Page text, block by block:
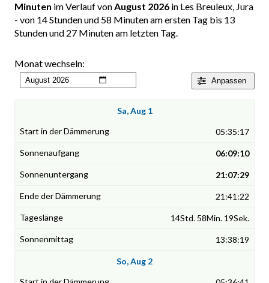
Minuten im Verlauf vonAugust 2026 in Les Breuleux, Jura
- von 14 Stunden und 58 Minuten am ersten Tag bis 13
Stunden und 27 Minuten am letzten Tag.
Anpassen
Monat wechseln:
Sa, Aug 1
05:35:17
06:09:10
21:07:29
21:41:22
14Std. 58Min. 19Sek.
13:38:19
So, Aug 2